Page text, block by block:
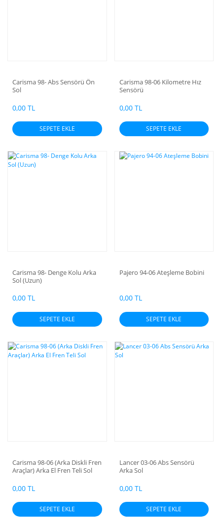
Carisma 98- Abs Sensörü Ön
Sol
0,00 TL
SEPETE EKLE
Carisma 98-06 Kilometre Hız
Sensörü
0,00 TL
SEPETE EKLE
Carisma 98- Denge Kolu Arka
Sol (Uzun)
0,00 TL
SEPETE EKLE
Pajero 94-06 Ateşleme Bobini
0,00 TL
SEPETE EKLE
Carisma 98-06 (Arka Diskli Fren
Araçlar) Arka El Fren Teli Sol
0,00 TL
SEPETE EKLE
Lancer 03-06 Abs Sensörü
Arka Sol
0,00 TL
SEPETE EKLE